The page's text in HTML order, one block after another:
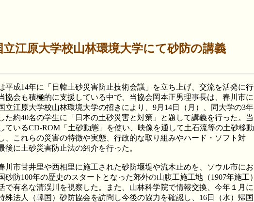
立江原大学校山林環境大学にて砂防の講義
成14年に「日韓土砂災害防止技術会議」を立ち上げ、交流を活発に行
協会も積極的に支援している中で、当協会岡本正男理事長は、春川市に
立江原大学校山林環境大学の招きにより、9月14日（月）、同大学の3年
た約40名の学生に「日本の土砂災害と対策」と題して講義を行った。当
ているCD-ROM「土砂動態」を使い、映像を通して土石流等の土砂移動
、これらの災害の特徴や実態、行政的な取り組みやハード・ソフト対
後に土砂災害防止法の紹介を行った。
市甘井里や西相里に施工された砂防堰堤や流木止めを、ソウル市にお
砂防100年の歴史のスタートとなった郊外の山腹工施工地（1907年施工）
で有名な清渓川を視察した。また、山林科学院で情報交換、今年１月に
殊法人（韓国）砂防協会を訪問し今後の協力を確認し、16日（水）帰国